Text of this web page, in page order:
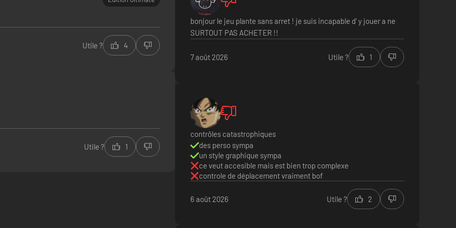
joueurs dans le lobby en ligne², notamment grâce à un mode versus classique. Découvrez le passé et la dynamique des
Utile ? 4
Utile ? 1
bonjour le jeu plante sans arret ! je suis incapable d' y jouer a ne
SURTOUT PAS ACHETER !!
7 août 2026 Utile ? 1
contrôles catastrophiques
des perso sympa
un style graphique sympa
ce veut accesible mais est bien trop complexe
controle de déplacement vraiment bof
6 août 2026 Utile ? 2